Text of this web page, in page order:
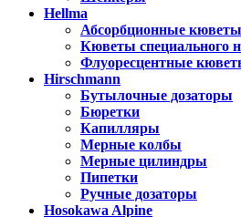
Hellma
Абсорбционные кюветы
Кюветы специального
Флуоресцентные
Hirschmann
Бутылочные дозаторы
Бюретки
Капилляры
Мерные колбы
Мерные цилиндры
Пипетки
Ручные дозаторы
Hosokawa Alpine